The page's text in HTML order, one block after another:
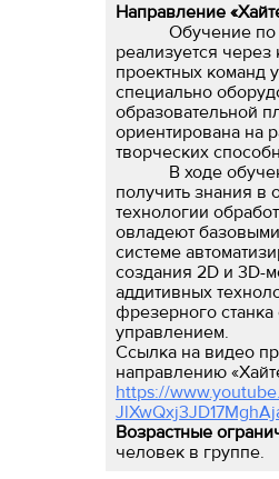
Направление
Обучение по
реализуется
проектных команд
специально
образовательной
ориентирована на
творческих
В ходе
получить знания в
технологии
овладеют
системе
создания 2D и 3D-
аддитивных
фрезерного
управлением.
Ссылка на видео
направлению
https://
Возрастные
человек в группе.